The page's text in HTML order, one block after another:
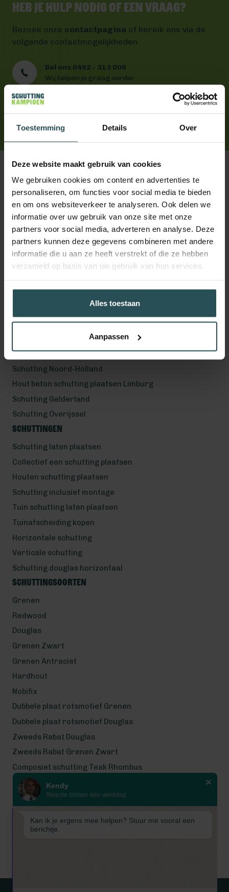
Toestemming Details Over
Deze website maakt gebruik van cookies
We gebruiken cookies om content en advertenties te
personaliseren, om functies voor social media te bieden
en om ons websiteverkeer te analyseren. Ook delen we
informatie over uw gebruik van onze site met onze
partners voor social media, adverteren en analyse. Deze
partners kunnen deze gegevens combineren met andere
informatie die u aan ze heeft verstrekt of die ze hebben
verzameld op basis van uw gebruik van hun services.
Alles toestaan
Aanpassen
Wij zijn even met bouwvak! Van 7
tot en met 16 augustus is
Heb je hulp nodig of een vraag?
Bezoek onze contactpagina of bereik ons via de
volgende contactmogelijkheden
Bel ons 0492 - 313 008
Wij helpen je graag verder
Handig toch?
Volg ons!
Hout beton schutting plaatsen Vught
Hout beton schutting plaatsen Den Bosch
Hout beton schutting plaatsen Uden
Schutting Noord-Brabant
Schutting Zuid-Holland
Schutting Noord-Holland
Hout beton schutting plaatsen Limburg
Schutting Gelderland
Schutting Overijssel
Schuttingen
Schutting laten plaatsen
Collectief een schutting plaatsen
Houten schutting plaatsen
Schutting inclusief montage
Tuin schutting laten plaatsen
Tuinafscheiding kopen
Horizontale schutting
Verticale schutting
Schutting douglas horizontaal
Schuttingsoorten
Grenen
Redwood
Douglas
Grenen Zwart
Grenen Antraciet
Hardhout
Nobifix
Dubbele plaat rotsmotief Grenen
Dubbele plaat rotsmotief Douglas
Zweeds Rabat Douglas
Zweeds Rabat Grenen Zwart
Composiet schutting Teak Rhombus
Wij werken met eerlijke
gecertificeerde houtsoorten
Kendy
Reactie binnen één werkdag
Kan ik je ergens mee helpen? Stuur me vooral een
berichtje.